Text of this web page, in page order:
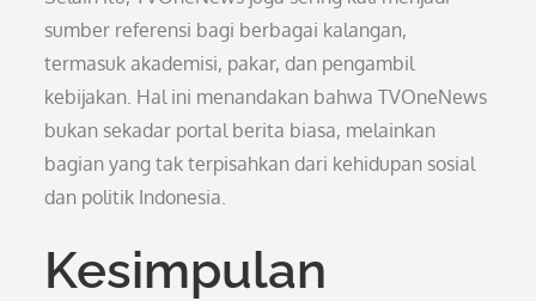
sumber referensi bagi berbagai kalangan,
termasuk akademisi, pakar, dan pengambil
kebijakan. Hal ini menandakan bahwa TVOneNews
bukan sekadar portal berita biasa, melainkan
bagian yang tak terpisahkan dari kehidupan sosial
dan politik Indonesia.
Kesimpulan